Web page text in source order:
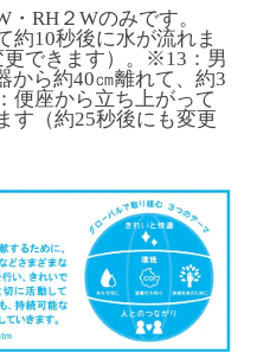
RH２Wのみです。
約10秒後に水が流れま
できます）。※13：男
から約40㎝離れて、約3
便座から立ち上がって
す（約25秒後にも変更